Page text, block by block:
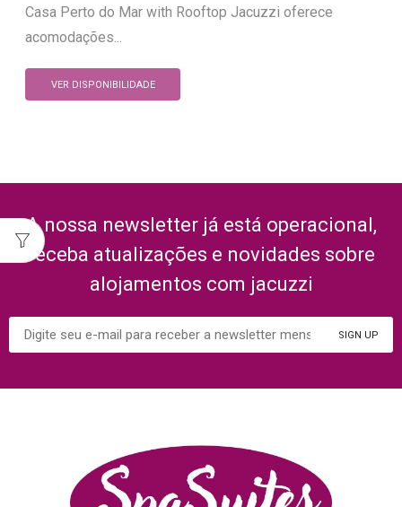
Casa Perto do Mar with Rooftop Jacuzzi oferece
acomodações...
VER DISPONIBILIDADE
A nossa newsletter já está operacional,
receba atualizações e novidades sobre
alojamentos com jacuzzi